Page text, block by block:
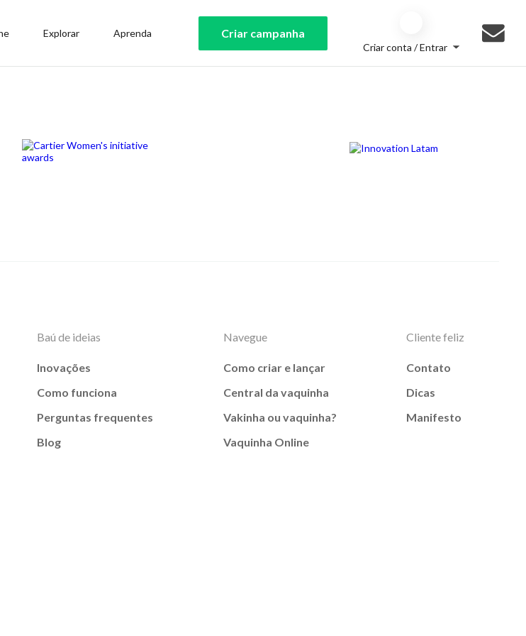
Explorar Aprenda Criar campanha
Criar conta / Entrar
Baú de ideias
Inovações
Como funciona
Perguntas frequentes
Blog
Navegue
Como criar e lançar
Central da vaquinha
Vakinha ou vaquinha?
Vaquinha Online
Cliente feliz
Contato
Dicas
Manifesto